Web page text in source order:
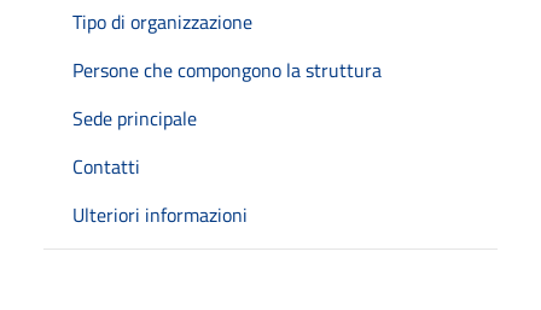
Tipo di organizzazione
Persone che compongono la struttura
Sede principale
Contatti
Ulteriori informazioni